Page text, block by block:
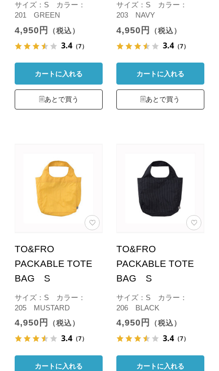
サイズ：S カラー：
201 GREEN
4,950円 （税込）
3.4（7）
カートに入れる
あとで買う
サイズ：S カラー：
203 NAVY
4,950円 （税込）
3.4（7）
カートに入れる
あとで買う
TO&FRO
PACKABLE TOTE
BAG S
サイズ：S カラー：
205 MUSTARD
4,950円 （税込）
3.4（7）
カートに入れる
TO&FRO
PACKABLE TOTE
BAG S
サイズ：S カラー：
206 BLACK
4,950円 （税込）
3.4（7）
カートに入れる